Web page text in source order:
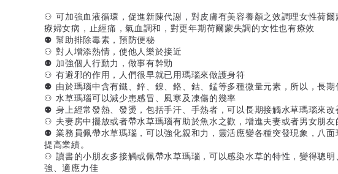
⚇ 可加強血液循環，促進新陳代謝，對皮膚有美容養顏之效調理女性荷
療婦女病，止經痛，氣血調和，對更年期荷爾蒙失調的女性也有療效
⚉ 幫助排除毒素，預防便秘
⚇ 對人增添熱情，使他人樂於接近
⚉ 加強個人行動力，做事有幹勁
⚇ 有避邪的作用，人們很早就已用瑪瑙來做護身符
⚉ 由於瑪瑙中含有鐵、鋅、鎳、鉻、鈷、錳等多種微量元素，所以，長期
⚇ 水草瑪瑙可以減少患感冒、風寒及凍傷的幾率
⚉ 身上經常發熱、發燙，包括手汗、手熱者，可以長期接觸水草瑪瑙來改
⚇ 夫妻房中擺放或者帶水草瑪瑙有助於魚水之歡，增進夫妻或者男女朋友
⚉ 業務員佩帶水草瑪瑙，可以強化親和力，靈活應變各種突發現象，八面
提高業績。
⚇ 讀書的小朋友多接觸或佩帶水草瑪瑙，可以感染水草的特性，變得聰明
強、適應力佳